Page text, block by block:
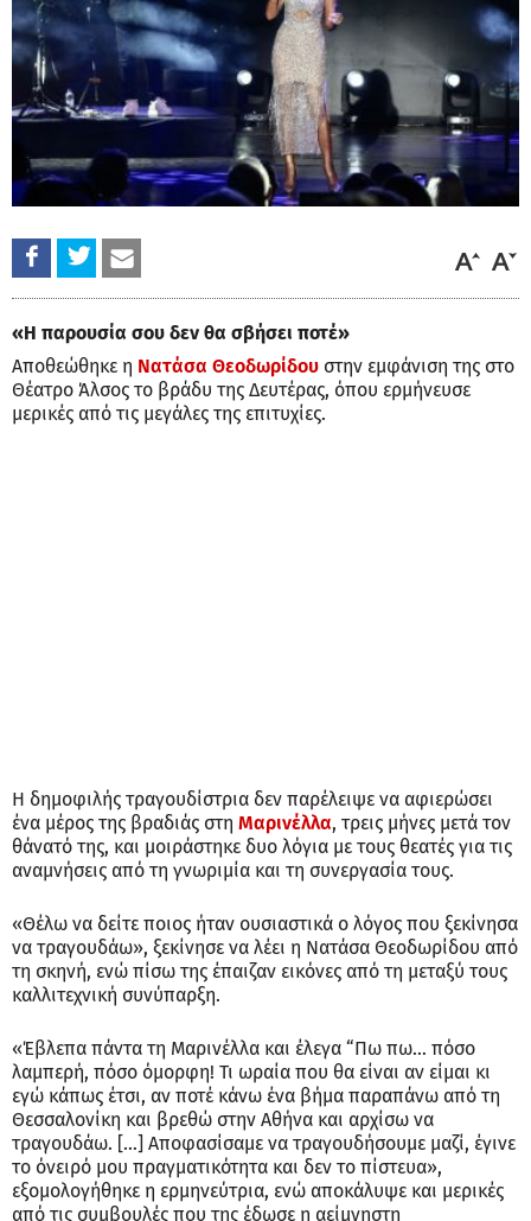
«Η παρουσία σου δεν θα σβήσει ποτέ»
Αποθεώθηκε η Νατάσα Θεοδωρίδου στην εμφάνιση της στο
Θέατρο Άλσος το βράδυ της Δευτέρας, όπου ερμήνευσε
μερικές από τις μεγάλες της επιτυχίες.
Η δημοφιλής τραγουδίστρια δεν παρέλειψε να αφιερώσει
ένα μέρος της βραδιάς στη Μαρινέλλα, τρεις μήνες μετά τον
θάνατό της, και μοιράστηκε δυο λόγια με τους θεατές για τις
αναμνήσεις από τη γνωριμία και τη συνεργασία τους.
«Θέλω να δείτε ποιος ήταν ουσιαστικά ο λόγος που ξεκίνησα
να τραγουδάω», ξεκίνησε να λέει η Νατάσα Θεοδωρίδου από
τη σκηνή, ενώ πίσω της έπαιζαν εικόνες από τη μεταξύ τους
καλλιτεχνική συνύπαρξη.
«Έβλεπα πάντα τη Μαρινέλλα και έλεγα “Πω πω… πόσο
λαμπερή, πόσο όμορφη! Τι ωραία που θα είναι αν είμαι κι
εγώ κάπως έτσι, αν ποτέ κάνω ένα βήμα παραπάνω από τη
Θεσσαλονίκη και βρεθώ στην Αθήνα και αρχίσω να
τραγουδάω. […] Αποφασίσαμε να τραγουδήσουμε μαζί, έγινε
το όνειρό μου πραγματικότητα και δεν το πίστευα»,
εξομολογήθηκε η ερμηνεύτρια, ενώ αποκάλυψε και μερικές
από τις συμβουλές που της έδωσε η αείμνηστη